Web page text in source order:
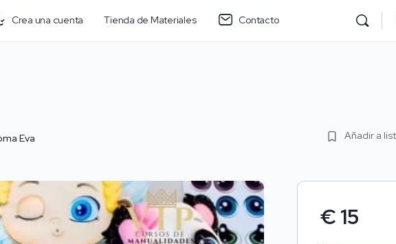
Crea una cuenta Tienda de Materiales Contacto
Eva Añadir a
€ 15